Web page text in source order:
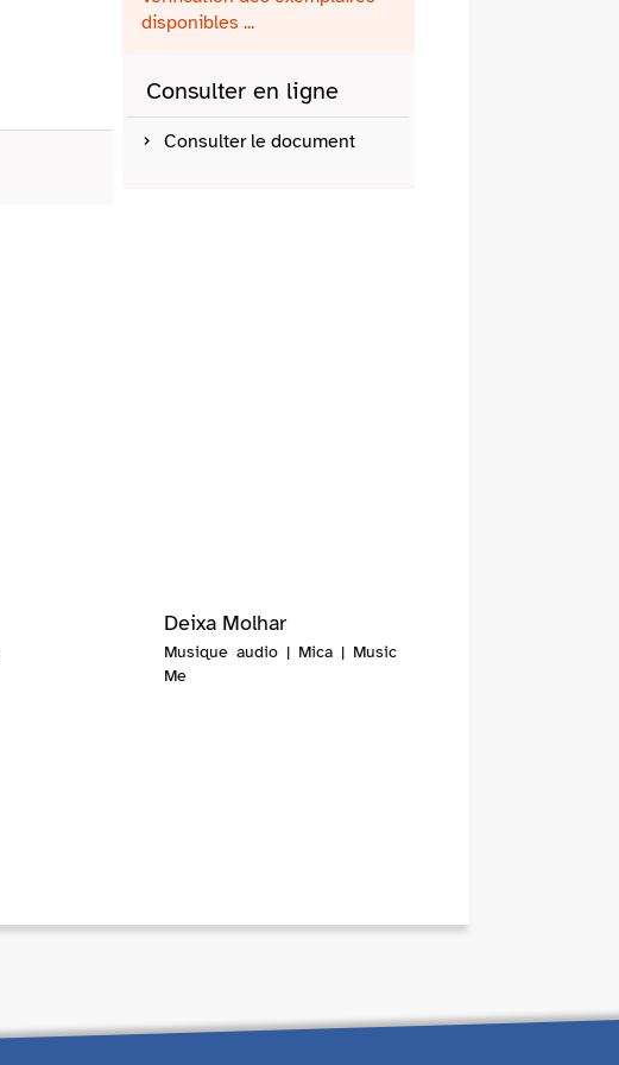
disponibles ...
Consulter en ligne
Consulter le document
Deixa Molhar
Musique audio | Mica | Music
Me